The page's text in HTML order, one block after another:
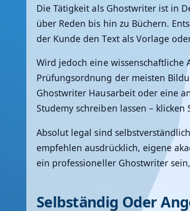
Die Tätigkeit als Ghostwriter ist in
über Reden bis hin zu Büchern.
der Kunde den Text als Vorlage
Wird jedoch eine
Prüfungsordnung der meisten
Ghostwriter Hausarbeit oder eine
Studemy schreiben lassen – klicken
Absolut legal sind
empfehlen ausdrücklich, eigene
ein professioneller Ghostwriter
Selbständig Oder